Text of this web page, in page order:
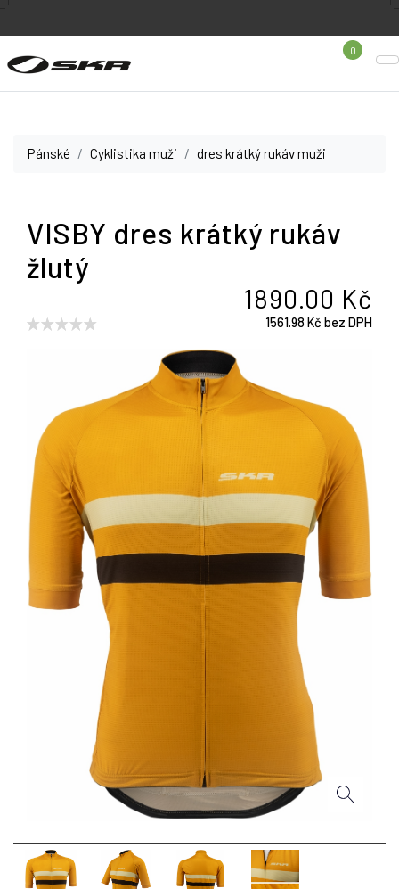
0
Pánské Cyklistika muži dres krátký rukáv muži
VISBY dres krátký rukáv
žlutý
1890.00 Kč
1561.98 Kč bez DPH